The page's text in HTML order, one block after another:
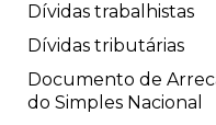
Dívidas trabalhistas
Dívidas tributárias
Documento de
do Simples Nacional